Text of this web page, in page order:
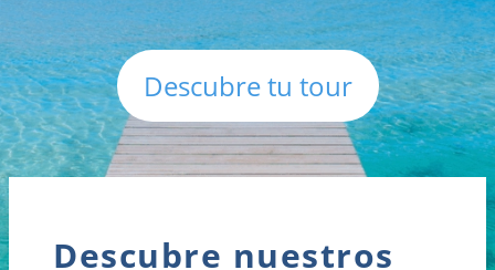
Descubre tu tour
Descubre nuestros